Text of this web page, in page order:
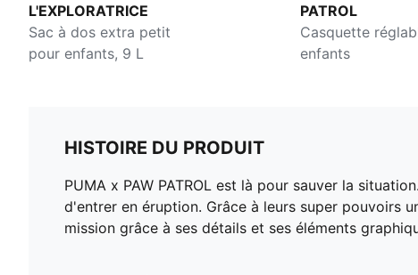
L'EXPLORATRICE
Sac à dos extra petit
pour enfants, 9 L
PATROL
Casquette
enfants
HISTOIRE DU PRODUIT
PUMA x PAW PATROL est là pour sauver la
d'entrer en éruption. Grâce à leurs super pouvoirs
mission grâce à ses détails et ses éléments